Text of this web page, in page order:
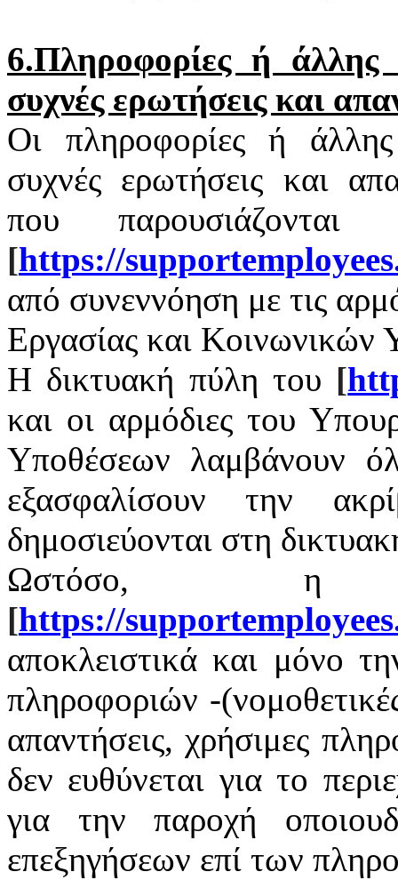
6.Πληροφορίες ή άλλης
συχνές ερωτήσεις και
Οι πληροφορίες ή άλλης
συχνές ερωτήσεις και
που
[https://supportemployees
από συνεννόηση με τις
Εργασίας και Κοινωνικών
Η δικτυακή πύλη του [
και οι αρμόδιες του
Υποθέσεων λαμβάνουν
εξασφαλίσουν την
δημοσιεύονται στη
Ωστόσο, η
[https://supportemployees
αποκλειστικά και μόνο
πληροφοριών -
απαντήσεις, χρήσιμες
δεν ευθύνεται για το
για την παροχή
επεξηγήσεων επί των